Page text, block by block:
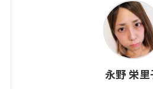
永野 栄里